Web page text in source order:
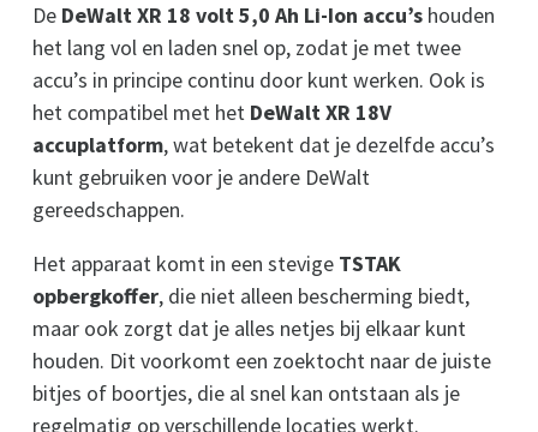
De DeWalt XR 18 volt 5,0 Ah Li-Ion accu’s houden
het lang vol en laden snel op, zodat je met twee
accu’s in principe continu door kunt werken. Ook is
het compatibel met het DeWalt XR 18V
accuplatform, wat betekent dat je dezelfde accu’s
kunt gebruiken voor je andere DeWalt
gereedschappen.
Het apparaat komt in een stevige TSTAK
opbergkoffer, die niet alleen bescherming biedt,
maar ook zorgt dat je alles netjes bij elkaar kunt
houden. Dit voorkomt een zoektocht naar de juiste
bitjes of boortjes, die al snel kan ontstaan als je
regelmatig op verschillende locaties werkt.